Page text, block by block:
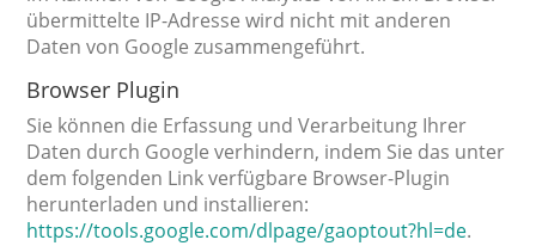
übermittelte IP-Adresse wird nicht mit anderen
Daten von Google zusammengeführt.
Browser Plugin
Sie können die Erfassung und Verarbeitung Ihrer
Daten durch Google verhindern, indem Sie das unter
dem folgenden Link verfügbare Browser-Plugin
herunterladen und installieren:
https://tools.google.com/dlpage/gaoptout?hl=de.